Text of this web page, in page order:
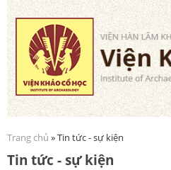
Nhảy
đến
nội
dung
Bạn đang ở đây
Trang chủ » Tin tức - sự kiện
Tin tức - sự kiện